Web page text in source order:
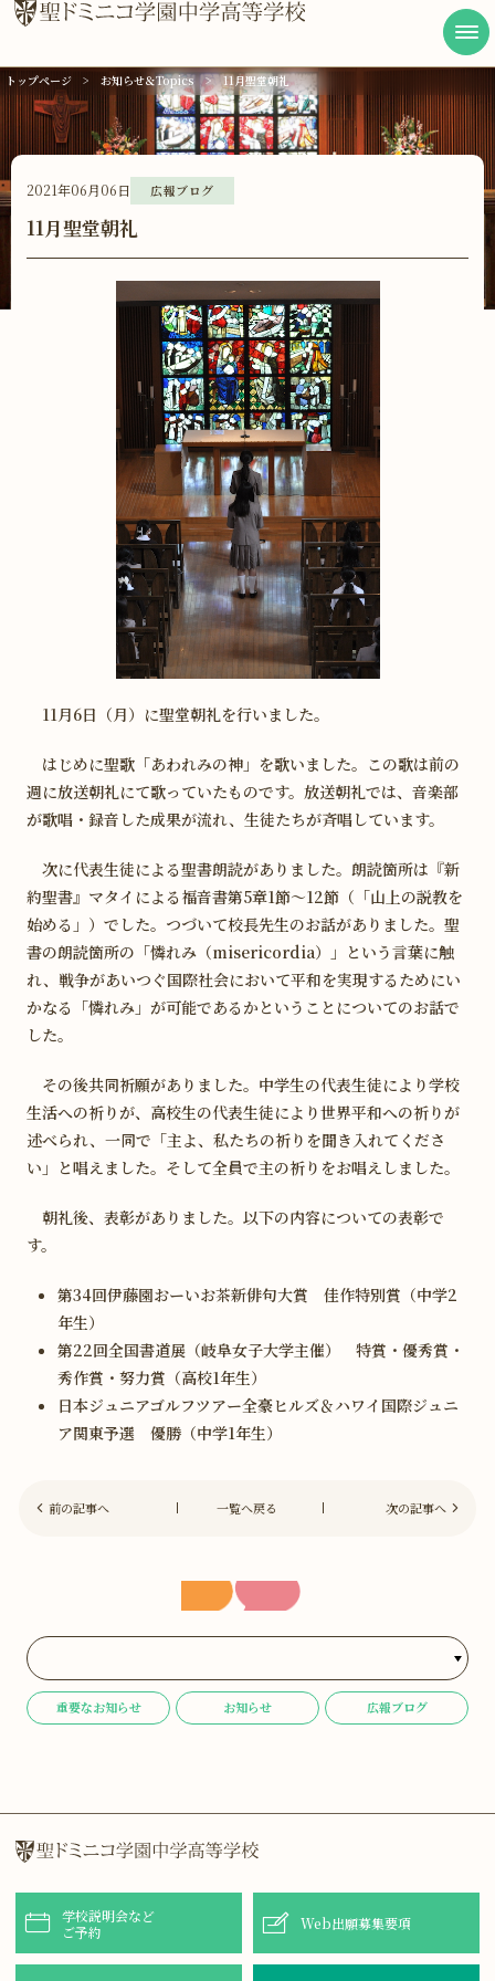
学校案内
学びの特色
キャンパスライフ
進路実績
受験生の方へ
在校生・卒業生の方へ
アクセス
資料請求・お問い合わせ
学校説明会などご予約
Webパンフレット ドミニコNavi受験生の方へ
トップページ お知らせ＆Topics 11月聖堂朝礼
2021年06月06日 広報ブログ
11月聖堂朝礼
11月6日（月）に聖堂朝礼を行いました。
はじめに聖歌「あわれみの神」を歌いました。この歌は前の
週に放送朝礼にて歌っていたものです。放送朝礼では、音楽部
が歌唱・録音した成果が流れ、生徒たちが斉唱しています。
次に代表生徒による聖書朗読がありました。朗読箇所は『新
約聖書』マタイによる福音書第5章1節〜12節（「山上の説教を
始める」）でした。つづいて校長先生のお話がありました。聖
書の朗読箇所の「憐れみ（misericordia）」という言葉に触
れ、戦争があいつぐ国際社会において平和を実現するためにい
かなる「憐れみ」が可能であるかということについてのお話で
した。
その後共同祈願がありました。中学生の代表生徒により学校
生活への祈りが、高校生の代表生徒により世界平和への祈りが
述べられ、一同で「主よ、私たちの祈りを聞き入れてくださ
い」と唱えました。そして全員で主の祈りをお唱えしました。
朝礼後、表彰がありました。以下の内容についての表彰で
す。
第34回伊藤園おーいお茶新俳句大賞 佳作特別賞（中学2
年生）
第22回全国書道展（岐阜女子大学主催） 特賞・優秀賞・
秀作賞・努力賞（高校1年生）
日本ジュニアゴルフツアー全豪ヒルズ＆ハワイ国際ジュニ
ア関東予選 優勝（中学1年生）
前の記事へ 一覧へ戻る 次の記事へ
重要なお知らせ お知らせ 広報ブログ
学校説明会など
ご予約
Web出願募集要項